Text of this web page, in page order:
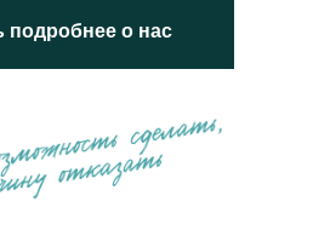
подробнее о нас